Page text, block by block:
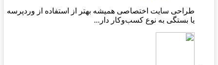
طراحی سایت اختصاصی همیشه بهتر از استفاده از وردپرسه
یا بستگی به نوع کسب‌وکار دار...